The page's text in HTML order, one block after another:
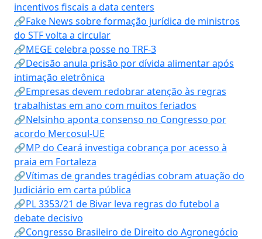
incentivos fiscais a data centers
🔗Fake News sobre formação jurídica de ministros
do STF volta a circular
🔗MEGE celebra posse no TRF-3
🔗Decisão anula prisão por dívida alimentar após
intimação eletrônica
🔗Empresas devem redobrar atenção às regras
trabalhistas em ano com muitos feriados
🔗Nelsinho aponta consenso no Congresso por
acordo Mercosul-UE
🔗MP do Ceará investiga cobrança por acesso à
praia em Fortaleza
🔗Vítimas de grandes tragédias cobram atuação do
Judiciário em carta pública
🔗PL 3353/21 de Bivar leva regras do futebol a
debate decisivo
🔗Congresso Brasileiro de Direito do Agronegócio